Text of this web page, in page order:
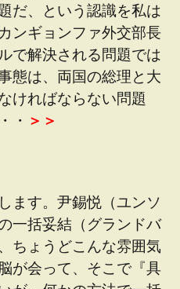
だ、という認識を私は
ンギョンファ外交部長
で解決される問題では
態は、両国の総理と大
ければならない問題
・ ＞＞
ます。尹錫悦（ユンソ
一括妥結（グランドバ
ちょうどこんな雰囲気
が会って、そこで『具